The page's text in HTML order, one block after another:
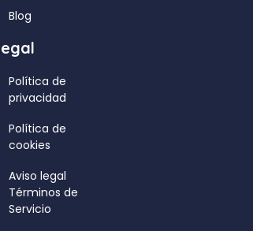
Blog
Política de
privacidad
Política de
cookies
Aviso legal
Términos de
Servicio